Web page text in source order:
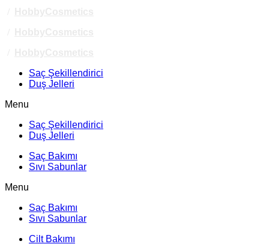
Saç Şekillendirici
Duş Jelleri
Menu
Saç Şekillendirici
Duş Jelleri
Saç Bakımı
Sıvı Sabunlar
Menu
Saç Bakımı
Sıvı Sabunlar
Cilt Bakımı